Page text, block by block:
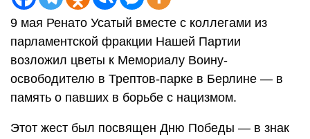
9 мая Ренато Усатый вместе с коллегами из
парламентской фракции Нашей Партии
возложил цветы к Мемориалу Воину-
освободителю в Трептов-парке в Берлине — в
память о павших в борьбе с нацизмом.
Этот жест был посвящен Дню Победы — в знак